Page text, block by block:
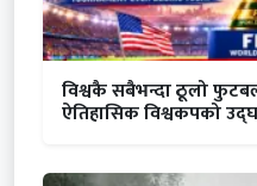
विश्वकै सबैभन्दा ठूलो
ऐतिहासिक विश्वकपको